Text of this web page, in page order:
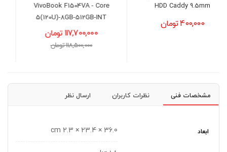
VivoBook F1504VA - Core
VivoBook L1504FA -
R3(7320U)-8GB-512GB-
AMD
96,800,000 تومان
مشخصات فنی نظرات کاربران ارسال نظر
ابعاد 36.0 × 23.4 × 2.3 cm